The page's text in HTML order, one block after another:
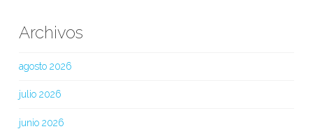
Archivos
agosto 2026
julio 2026
junio 2026